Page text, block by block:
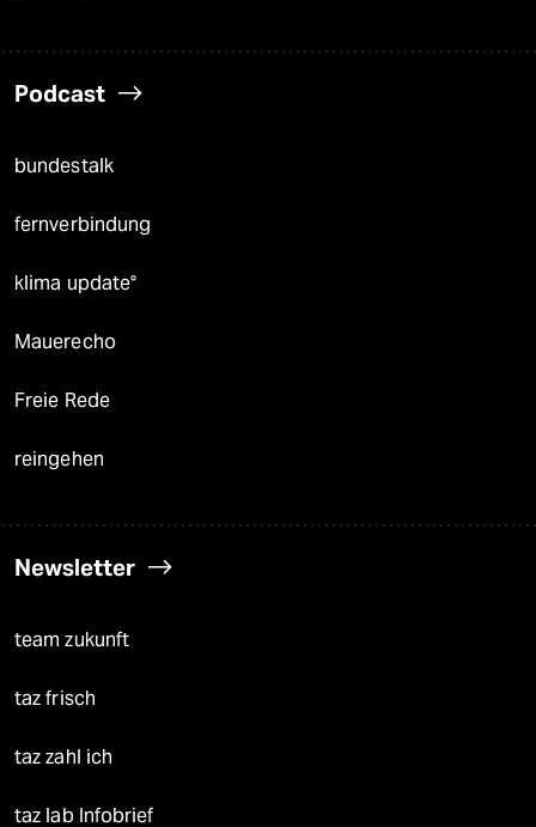
Podcast
bundestalk
fernverbindung
klima update°
Mauerecho
Freie Rede
reingehen
Newsletter
team zukunft
taz frisch
taz zahl ich
taz lab Infobrief